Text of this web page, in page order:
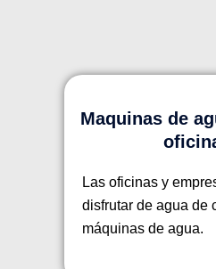
Maquinas de
Las oficinas y
disfrutar de agua de
máquinas de agua.